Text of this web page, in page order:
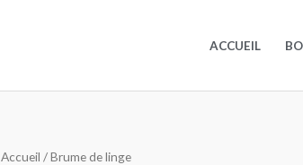
ACCUEIL
Accueil / Brume de linge